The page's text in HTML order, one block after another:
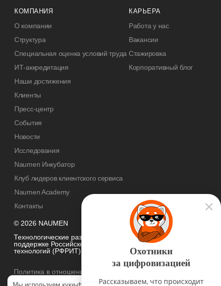
© 2026 NAUMEN
Технологические разработки осуществляются при грантовой
поддержке Российского фонда развития информационных
технологий (РФРИТ)
Политика в отношении
обработки персональных данных
КОМПАНИЯ
О компании
Структура
Специальная оценка условий труда
ИТ-аккредитация
Наши достижения
Клиенты
Пресс-центр
События
Новости
Исследования
Naumen Инкубатор
Клуб лидеров клиентского сервиса
Naumen Academy
Контакты
КАРЬЕРА
Работа у нас
Вакансии
Стажировка
Корпоративный блог
Охотники
за цифровизацией
Рассказываем, что происходит